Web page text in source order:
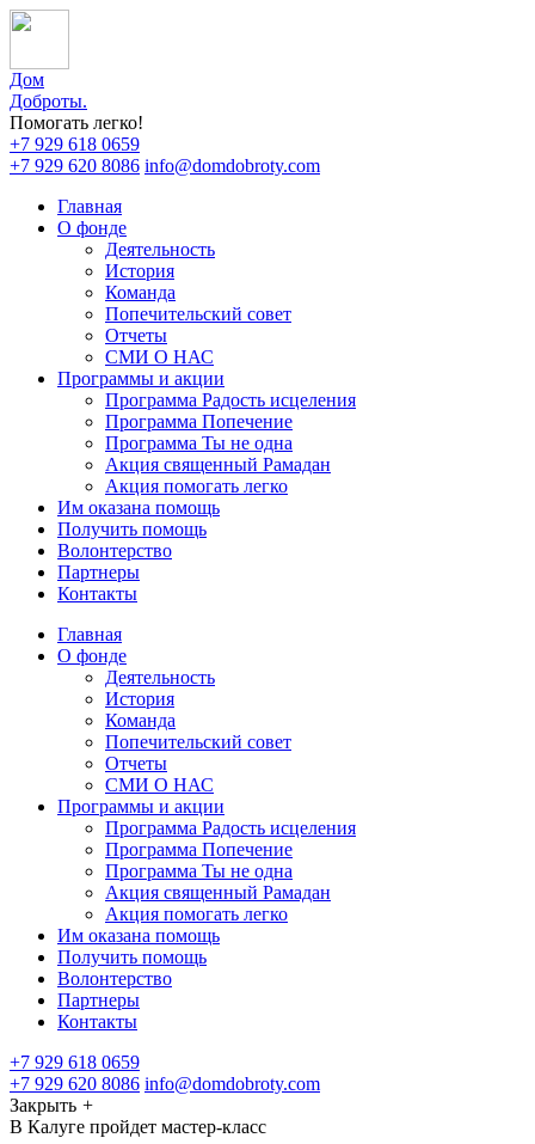
Дом
Доброты.
Помогать легко!
+7 929 618 0659
+7 929 620 8086 info@domdobroty.com
Главная
О фонде
Деятельность
История
Команда
Попечительский совет
Отчеты
СМИ О НАС
Программы и акции
Программа Радость исцеления
Программа Попечение
Программа Ты не одна
Акция священный Рамадан
Акция помогать легко
Им оказана помощь
Получить помощь
Волонтерство
Партнеры
Контакты
Главная
О фонде
Деятельность
История
Команда
Попечительский совет
Отчеты
СМИ О НАС
Программы и акции
Программа Радость исцеления
Программа Попечение
Программа Ты не одна
Акция священный Рамадан
Акция помогать легко
Им оказана помощь
Получить помощь
Волонтерство
Партнеры
Контакты
+7 929 618 0659
+7 929 620 8086 info@domdobroty.com
Закрыть +
В Калуге пройдет мастер-класс